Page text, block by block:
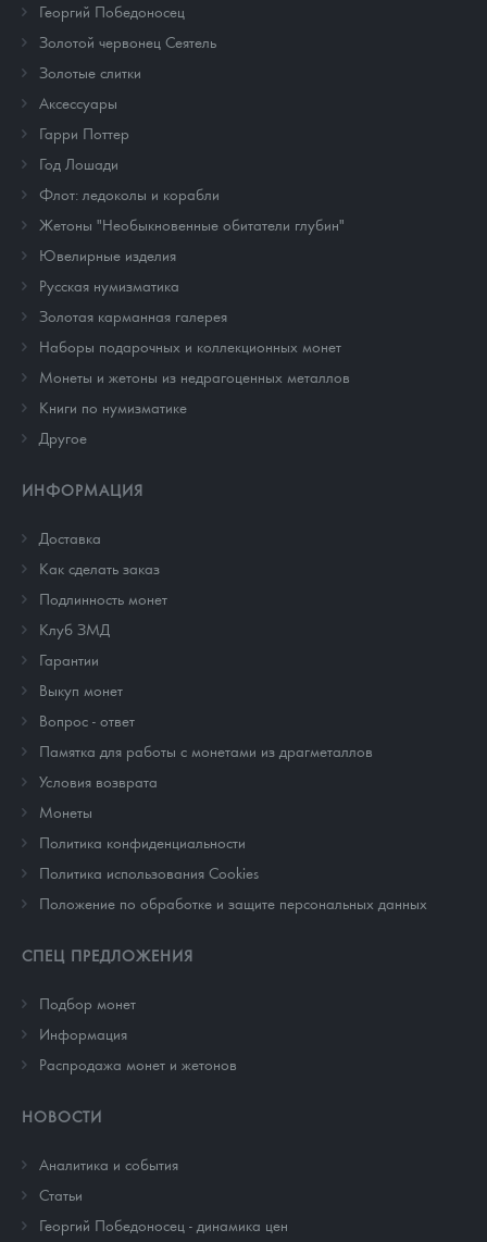
Георгий Победоносец
Золотой червонец Сеятель
Золотые слитки
Аксессуары
Гарри Поттер
Год Лошади
Флот: ледоколы и корабли
Жетоны "Необыкновенные обитатели глубин"
Ювелирные изделия
Русская нумизматика
Золотая карманная галерея
Наборы подарочных и коллекционных монет
Монеты и жетоны из недрагоценных металлов
Книги по нумизматике
Другое
ИНФОРМАЦИЯ
Доставка
Как сделать заказ
Подлинность монет
Клуб ЗМД
Гарантии
Выкуп монет
Вопрос - ответ
Памятка для работы с монетами из драгметаллов
Условия возврата
Монеты
Политика конфиденциальности
Политика использования Cookies
Положение по обработке и защите персональных данных
СПЕЦ ПРЕДЛОЖЕНИЯ
Подбор монет
Информация
Распродажа монет и жетонов
НОВОСТИ
Аналитика и события
Cтатьи
Георгий Победоносец - динамика цен